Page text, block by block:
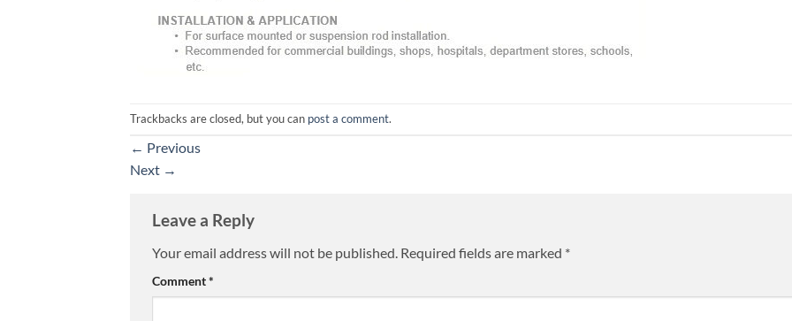
Trackbacks are closed, but you can post a comment.
← Previous
Next →
Leave a Reply
Your email address will not be published. Required fields are marked *
Comment*